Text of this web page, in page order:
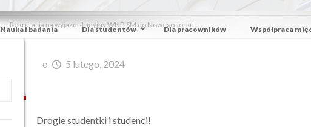
Nauka i badania Dla studentów Dla pracowników Współpraca
Rekrutacja na wyjazd studyjny WNPISM do Nowego Jorku
o 5 lutego, 2024
Drogie studentki i studenci!